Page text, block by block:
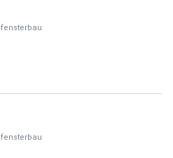
fensterbau
fensterbau